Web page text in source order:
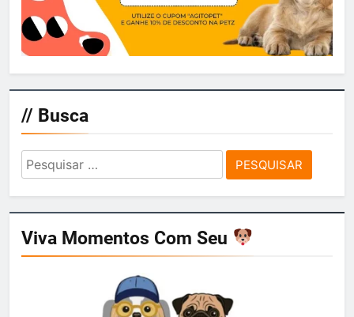
// Busca
Pesquisar
por:
Viva Momentos Com Seu